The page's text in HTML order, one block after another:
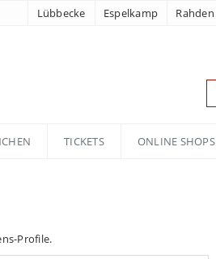
Lübbecke Espelkamp Rahden
TICKETS ONLINE SHOPS
Profile.